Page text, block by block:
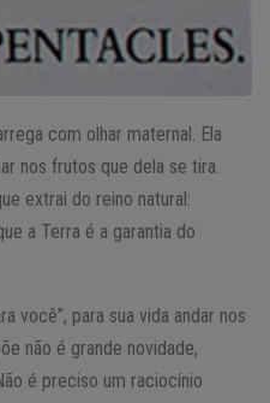
com olhar maternal. Ela
nos frutos que dela se tira.
extrai do reino natural:
a Terra é a garantia do
você”, para sua vida andar nos
não é grande novidade,
é preciso um raciocínio